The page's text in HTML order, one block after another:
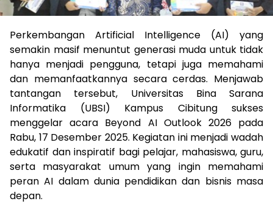
Perkembangan Artificial Intelligence (AI) yang
semakin masif menuntut generasi muda untuk tidak
hanya menjadi pengguna, tetapi juga memahami
dan memanfaatkannya secara cerdas. Menjawab
tantangan tersebut, Universitas Bina Sarana
Informatika (UBSI) Kampus Cibitung sukses
menggelar acara Beyond AI Outlook 2026 pada
Rabu, 17 Desember 2025. Kegiatan ini menjadi wadah
edukatif dan inspiratif bagi pelajar, mahasiswa, guru,
serta masyarakat umum yang ingin memahami
peran AI dalam dunia pendidikan dan bisnis masa
depan.